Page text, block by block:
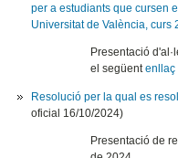
per a estudiants que cursen
Universitat de València, curs
Presentació
el següentenllaç
Resolució per la qual es
oficial 16/10/2024)
Presentació de